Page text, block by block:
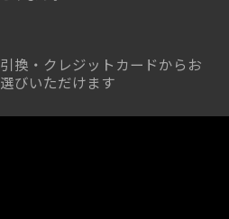
換・クレジットカードからお
びいただけます